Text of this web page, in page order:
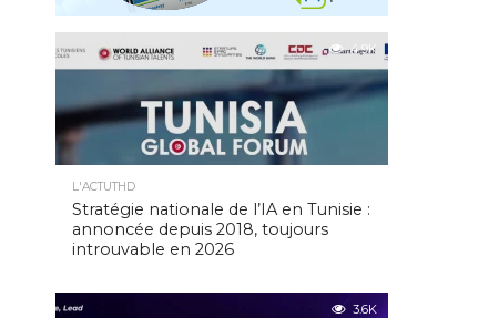
4.9K
L'ACTUTHD
Stratégie nationale de l’IA en Tunisie :
annoncée depuis 2018, toujours
introuvable en 2026
3.6K